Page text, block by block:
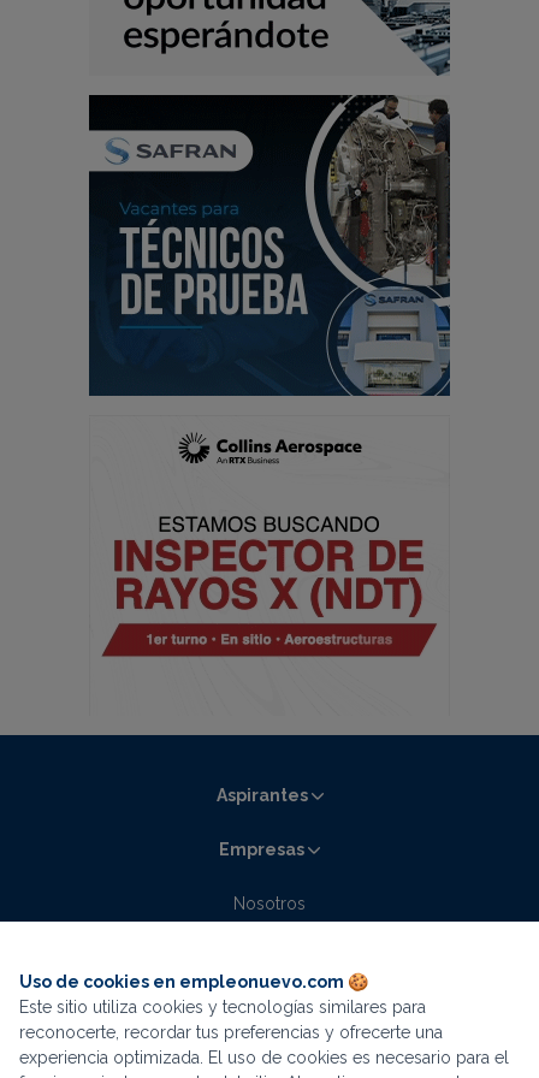
La mejor experiencia de búsqueda está en
nuestra app
Aspirantes
Empresas
Nosotros
Blog empleonuevo.com
Uso de cookies en empleonuevo.com 🍪
Este sitio utiliza cookies y tecnologías similares para
reconocerte, recordar tus preferencias y ofrecerte una
experiencia optimizada. El uso de cookies es necesario para el